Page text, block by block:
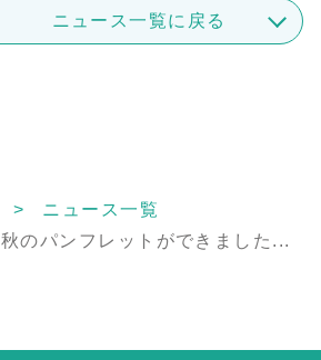
ニュース一覧に戻る
ニュース一覧
秋のパンフレットができました...